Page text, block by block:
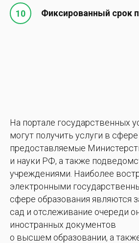
Фиксированный срок
На портале государственных
могут получить услуги в
предоставляемые
и науки РФ, а также
учреждениями. Наиболее
электронными
сфере образования являются
сад и отслеживание очереди
иностранных документов
о высшем образовании, а